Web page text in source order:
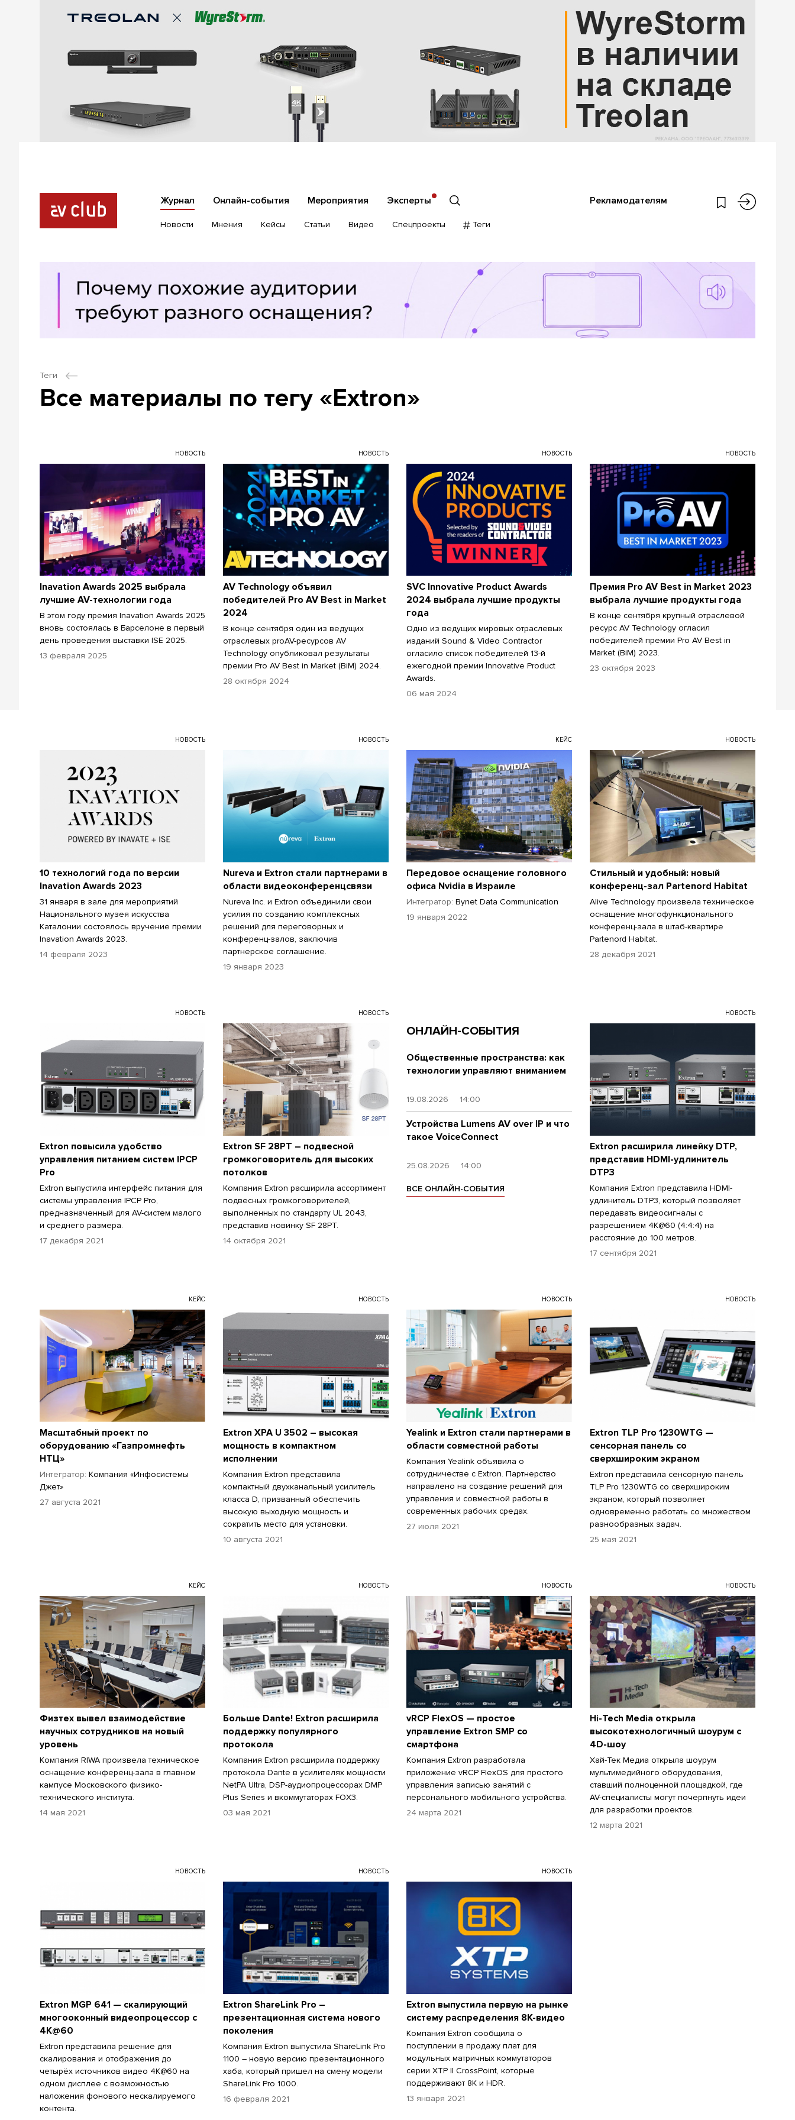
Журнал Онлайн-события Мероприятия Эксперты Рекламодателям
Новости Мнения Кейсы Статьи Видео Спецпроекты Теги
Теги
Все материалы по тегу «Extron»
НОВОСТЬ
Inavation Awards 2025 выбрала
лучшие AV-технологии года
В этом году премия Inavation Awards 2025
вновь состоялась в Барселоне в первый
день проведения выставки ISE 2025.
13 февраля 2025
НОВОСТЬ
AV Technology объявил
победителей Pro AV Best in Market
2024
В конце сентября один из ведущих
отраслевых proAV-ресурсов AV
Technology опубликовал результаты
премии Pro AV Best in Market (BiM) 2024.
28 октября 2024
НОВОСТЬ
SVC Innovative Product Awards
2024 выбрала лучшие продукты
года
Одно из ведущих мировых отраслевых
изданий Sound & Video Contractor
огласило список победителей 13-й
ежегодной премии Innovative Product
Awards.
06 мая 2024
НОВОСТЬ
Премия Pro AV Best in Market 2023
выбрала лучшие продукты года
В конце сентября крупный отраслевой
ресурс AV Technology огласил
победителей премии Pro AV Best in
Market (BiM) 2023.
23 октября 2023
НОВОСТЬ
10 технологий года по версии
Inavation Awards 2023
31 января в зале для мероприятий
Национального музея искусства
Каталонии состоялось вручение премии
Inavation Awards 2023.
14 февраля 2023
НОВОСТЬ
Nureva и Extron стали партнерами в
области видеоконференцсвязи
Nureva Inc. и Extron объединили свои
усилия по созданию комплексных
решений для переговорных и
конференц-залов, заключив
партнерское соглашение.
19 января 2023
КЕЙС
Передовое оснащение головного
офиса Nvidia в Израиле
Интегратор: Bynet Data Communication
19 января 2022
НОВОСТЬ
Стильный и удобный: новый
конференц-зал Partenord Habitat
Alive Technology произвела техническое
оснащение многофункционального
конференц-зала в штаб-квартире
Partenord Habitat.
28 декабря 2021
НОВОСТЬ
Extron повысила удобство
управления питанием систем IPCP
Pro
Extron выпустила интерфейс питания для
системы управления IPCP Pro,
предназначенный для AV-систем малого
и среднего размера.
17 декабря 2021
НОВОСТЬ
Extron SF 28PT – подвесной
громкоговоритель для высоких
потолков
Компания Extron расширила ассортимент
подвесных громкоговорителей,
выполненных по стандарту UL 2043,
представив новинку SF 28PT.
14 октября 2021
НОВОСТЬ
Extron расширила линейку DTP,
представив HDMI-удлинитель
DTP3
Компания Extron представила HDMI-
удлинитель DTP3, который позволяет
передавать видеосигналы с
разрешением 4K@60 (4:4:4) на
расстояние до 100 метров.
17 сентября 2021
КЕЙС
Масштабный проект по
оборудованию «Газпромнефть
НТЦ»
Интегратор: Компания «Инфосистемы
Джет»
27 августа 2021
НОВОСТЬ
Extron XPA U 3502 – высокая
мощность в компактном
исполнении
Компания Extron представила
компактный двухканальный усилитель
класса D, призванный обеспечить
высокую выходную мощность и
сократить место для установки.
10 августа 2021
НОВОСТЬ
Yealink и Extron стали партнерами в
области совместной работы
Компания Yealink объявила о
сотрудничестве с Extron. Партнерство
направлено на создание решений для
управления и совместной работы в
современных рабочих средах.
27 июля 2021
НОВОСТЬ
Extron TLP Pro 1230WTG —
сенсорная панель со
сверхшироким экраном
Extron представила сенсорную панель
TLP Pro 1230WTG со сверхшироким
экраном, который позволяет
одновременно работать со множеством
разнообразных задач.
25 мая 2021
КЕЙС
Физтех вывел взаимодействие
научных сотрудников на новый
уровень
Компания RIWA произвела техническое
оснащение конференц-зала в главном
кампусе Московского физико-
технического института.
14 мая 2021
НОВОСТЬ
Больше Dante! Extron расширила
поддержку популярного
протокола
Компания Extron расширила поддержку
протокола Dante в усилителях мощности
NetPA Ultra, DSP-аудиопроцессорах DMP
Plus Series и вкоммутаторах FOX3.
03 мая 2021
НОВОСТЬ
vRCP FlexOS — простое
управление Extron SMP со
смартфона
Компания Extron разработала
приложение vRCP FlexOS для простого
управления записью занятий с
персонального мобильного устройства.
24 марта 2021
НОВОСТЬ
Hi-Tech Media открыла
высокотехнологичный шоурум с
4D-шоу
Хай-Тек Медиа открыла шоурум
мультимедийного оборудования,
ставший полноценной площадкой, где
AV-специалисты могут почерпнуть идеи
для разработки проектов.
12 марта 2021
НОВОСТЬ
Extron MGP 641 — скалирующий
многооконный видеопроцессор с
4K@60
Extron представила решение для
скалирования и отображения до
четырёх источников видео 4K@60 на
одном дисплее с возможностью
наложения фонового нескалируемого
контента.
НОВОСТЬ
Extron ShareLink Pro –
презентационная система нового
поколения
Компания Extron выпустила ShareLink Pro
1100 ― новую версию презентационного
хаба, который пришел на смену модели
ShareLink Pro 1000.
16 февраля 2021
НОВОСТЬ
Extron выпустила первую на рынке
систему распределения 8K-видео
Компания Extron сообщила о
поступлении в продажу плат для
модульных матричных коммутаторов
серии XTP II CrossPoint, которые
поддерживают 8K и HDR.
13 января 2021
ОНЛАЙН-СОБЫТИЯ
Общественные пространства: как
технологии управляют вниманием
19.08.2026 14:00
Устройства Lumens AV over IP и что
такое VoiceConnect
25.08.2026 14:00
ВСЕ ОНЛАЙН-СОБЫТИЯ